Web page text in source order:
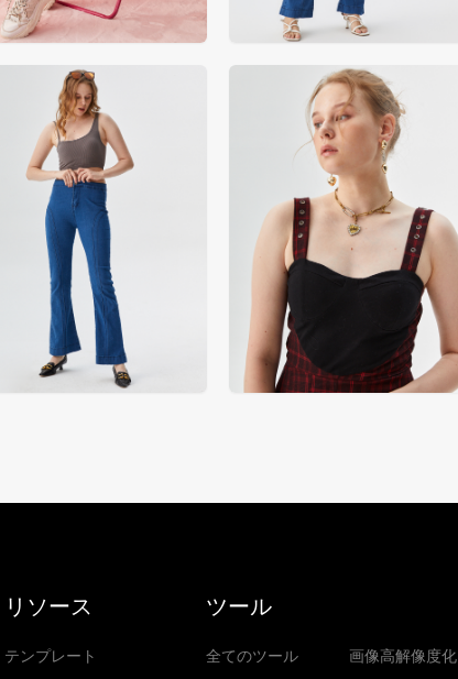
リソース
テンプレート
ツール
全てのツール
画像高解像度化